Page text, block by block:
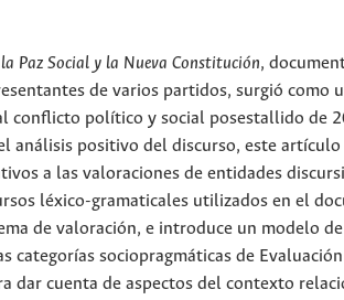
Paz Social y la Nueva Constitución,
de varios partidos, surgió como
conflicto político y social posestallido de
análisis positivo del discurso, este
a las valoraciones de entidades
léxico-gramaticales utilizados en el
de valoración, e introduce un modelo
categorías sociopragmáticas de
dar cuenta de aspectos del contexto